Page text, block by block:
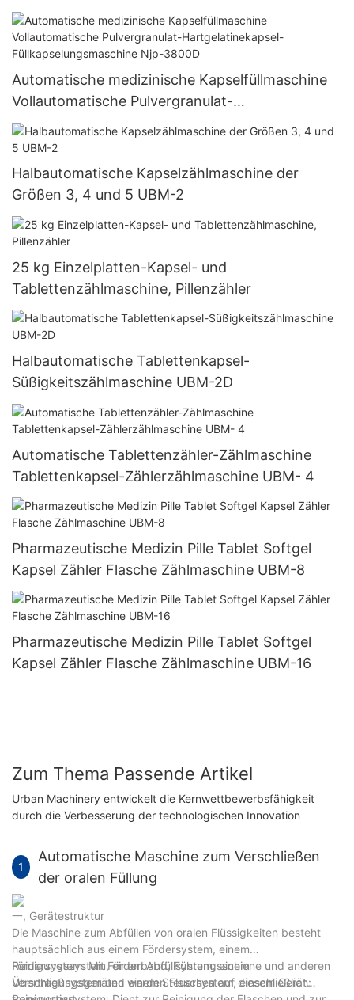
Automatische medizinische Kapselfüllmaschine
Vollautomatische Pulvergranulat-
Hartgelatinekapsel-Füllkapselungsmaschine Njp-
3800D
Halbautomatische Kapselzählmaschine der
Größen 3, 4 und 5 UBM-2
25 kg Einzelplatten-Kapsel- und
Tablettenzählmaschine, Pillenzähler
Halbautomatische Tablettenkapsel-
Süßigkeitszählmaschine UBM-2D
Automatische Tablettenzähler-Zählmaschine
Tablettenkapsel-Zählerzählmaschine UBM- 4
Pharmazeutische Medizin Pille Tablet Softgel
Kapsel Zähler Flasche Zählmaschine UBM-8
Pharmazeutische Medizin Pille Tablet Softgel
Kapsel Zähler Flasche Zählmaschine UBM-16
Zum Thema Passende Artikel
Urban Machinery entwickelt die Kernwettbewerbsfähigkeit
durch die Verbesserung der technologischen Innovation
1
Automatische Maschine zum Verschließen
der oralen Füllung
一, Gerätestruktur
Die Maschine zum Abfüllen von oralen Flüssigkeiten besteht
hauptsächlich aus einem Fördersystem, einem
Reinigungssystem, einem Abfüllsystem, einem
Verschließsystem und einem Steuersystem, einschließlich:
Fördersystem: Mit Förderband, Führungsschiene und anderen
Übertragungsgeräten werden Flaschen auf diesem Gerät